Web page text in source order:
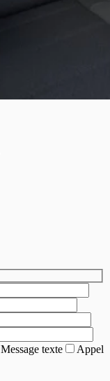
Message texte
Appel